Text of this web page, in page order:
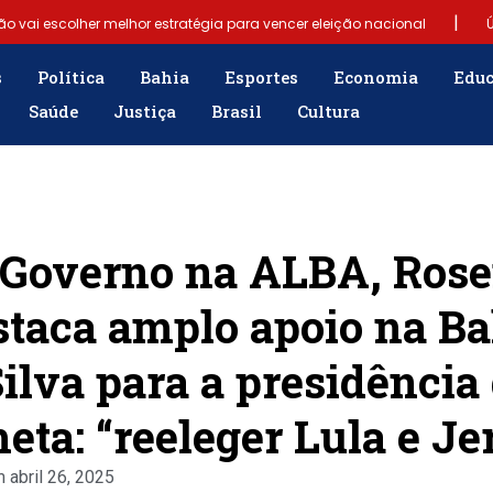
vai escolher melhor estratégia para vencer eleição nacional |
Samuel Júnior luta em prol dos profissionais de contabilidade
para população “Tomamos a decisão de caminhar com
Política Bahia Esportes Economia
Saúde
Justiça Brasil Cultura
na ALBA,
amplo apoio na
para a presidência
“reeleger Lula e
abril 26, 2025